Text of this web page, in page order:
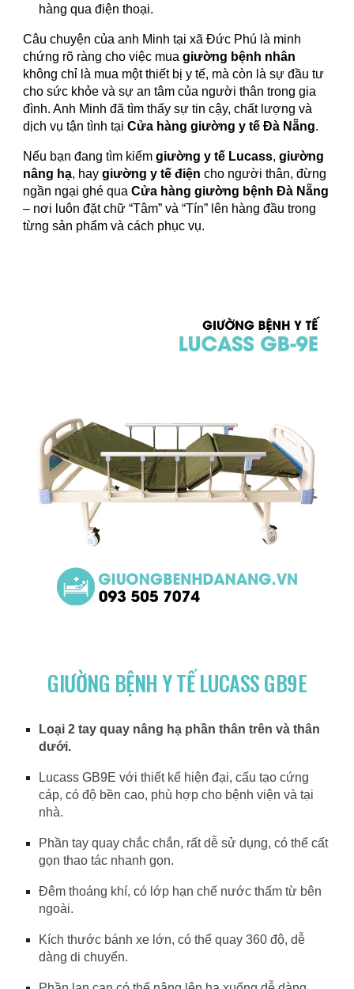
hàng qua điện thoại.
Câu chuyện của anh Minh tại xã Đức Phú là minh
chứng rõ ràng cho việc muagiường bệnh nhân
không chỉ là mua một thiết bị y tế, mà còn là sự đầu tư
cho sức khỏe và sự an tâm của người thân trong gia
đình. Anh Minh đã tìm thấy sự tin cậy, chất lượng và
dịch vụ tận tình tạiCửa hàng giường y tế Đà Nẵng.
Nếu bạn đang tìm kiếmgiường y tế Lucass,giường
nâng hạ, haygiường y tế điện cho người thân, đừng
ngần ngại ghé quaCửa hàng giường bệnh Đà Nẵng
– nơi luôn đặt chữ “Tâm” và “Tín” lên hàng đầu trong
từng sản phẩm và cách phục vụ.
GIƯỜNG BỆNH Y TẾ LUCASS GB9E
Loại 2 tay quay nâng hạ phần thân trên và thân
dưới.
Lucass GB9E với thiết kế hiện đại, cấu tạo cứng
cáp, có độ bền cao, phù hợp cho bệnh viện và tại
nhà.
Phần tay quay chắc chắn, rất dễ sử dụng, có thể cất
gọn thao tác nhanh gọn.
Đêm thoáng khí, có lớp hạn chế nước thấm từ bên
ngoài.
Kích thước bánh xe lớn, có thể quay 360 độ, dễ
dàng di chuyển.